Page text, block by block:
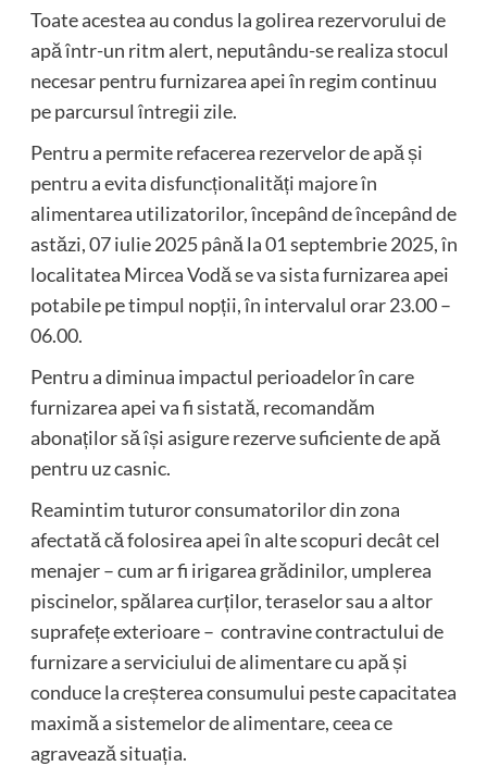
Toate acestea au condus la golirea rezervorului de
apă într-un ritm alert, neputându-se realiza stocul
necesar pentru furnizarea apei în regim continuu
pe parcursul întregii zile.
Pentru a permite refacerea rezervelor de apă și
pentru a evita disfuncționalități majore în
alimentarea utilizatorilor, începând de începând de
astăzi, 07 iulie 2025 până la 01 septembrie 2025, în
localitatea Mircea Vodă se va sista furnizarea apei
potabile pe timpul nopții, în intervalul orar 23.00 –
06.00.
Pentru a diminua impactul perioadelor în care
furnizarea apei va fi sistată, recomandăm
abonaților să își asigure rezerve suficiente de apă
pentru uz casnic.
Reamintim tuturor consumatorilor din zona
afectată că folosirea apei în alte scopuri decât cel
menajer – cum ar fi irigarea grădinilor, umplerea
piscinelor, spălarea curților, teraselor sau a altor
suprafețe exterioare – contravine contractului de
furnizare a serviciului de alimentare cu apă și
conduce la creșterea consumului peste capacitatea
maximă a sistemelor de alimentare, ceea ce
agravează situația.